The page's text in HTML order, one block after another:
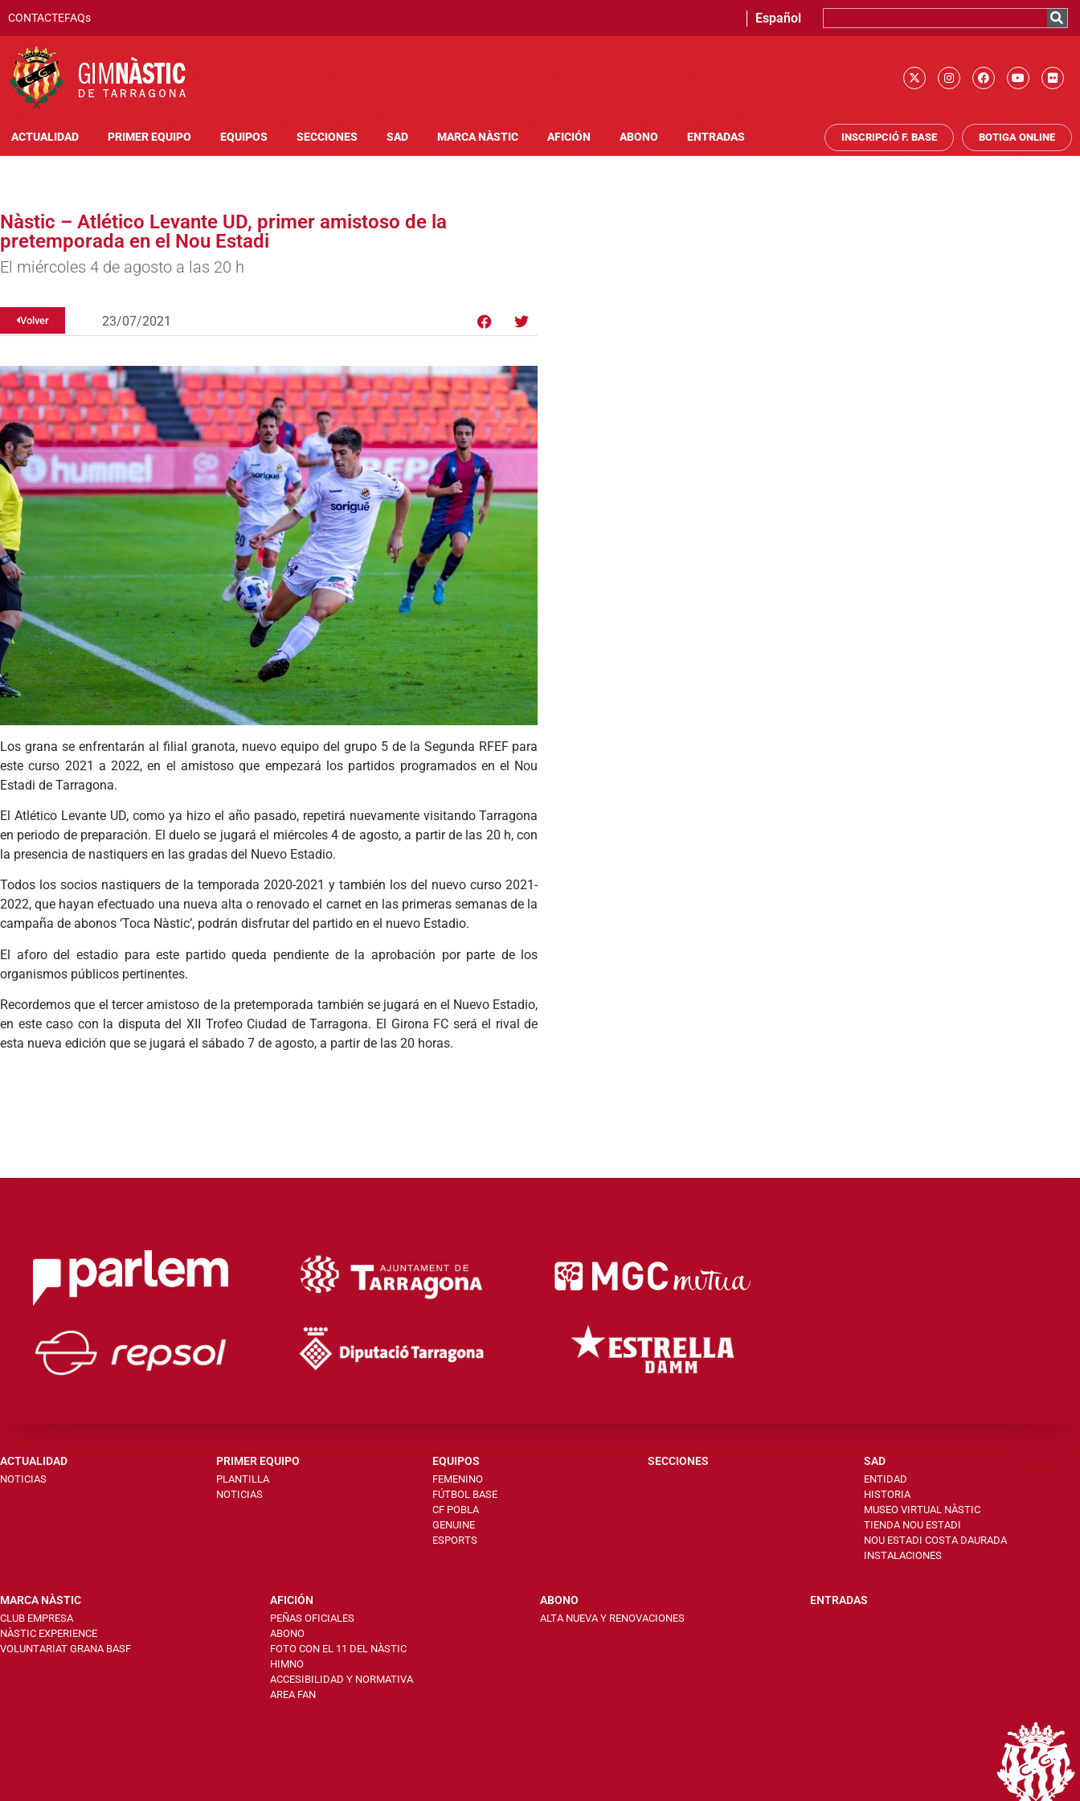
CONTACTEFAQs Español
ACTUALIDAD PRIMER EQUIPO EQUIPOS SECCIONES SAD MARCA NÀSTIC AFICIÓN ABONO ENTRADAS INSCRIPCIÓ F. BASE BOTIGA ONLINE
Nàstic – Atlético Levante UD, primer amistoso de la
pretemporada en el Nou Estadi
El miércoles 4 de agosto a las 20 h
Volver 23/07/2021
Los grana se enfrentarán al filial granota, nuevo equipo del grupo 5 de la Segunda RFEF para
este curso 2021 a 2022, en el amistoso que empezará los partidos programados en el Nou
Estadi de Tarragona.
El Atlético Levante UD, como ya hizo el año pasado, repetirá nuevamente visitando Tarragona
en periodo de preparación. El duelo se jugará el miércoles 4 de agosto, a partir de las 20 h, con
la presencia de nastiquers en las gradas del Nuevo Estadio.
Todos los socios nastiquers de la temporada 2020-2021 y también los del nuevo curso 2021-
2022, que hayan efectuado una nueva alta o renovado el carnet en las primeras semanas de la
campaña de abonos ‘Toca Nàstic’, podrán disfrutar del partido en el nuevo Estadio.
El aforo del estadio para este partido queda pendiente de la aprobación por parte de los
organismos públicos pertinentes.
Recordemos que el tercer amistoso de la pretemporada también se jugará en el Nuevo Estadio,
en este caso con la disputa del XII Trofeo Ciudad de Tarragona. El Girona FC será el rival de
esta nueva edición que se jugará el sábado 7 de agosto, a partir de las 20 horas.
ACTUALIDAD
NOTICIAS
PRIMER EQUIPO
PLANTILLA
NOTICIAS
EQUIPOS
FEMENINO
FÚTBOL BASE
CF POBLA
GENUINE
ESPORTS
SECCIONES SAD
ENTIDAD
HISTORIA
MUSEO VIRTUAL NÀSTIC
TIENDA NOU ESTADI
NOU ESTADI COSTA DAURADA
INSTALACIONES
MARCA NÀSTIC
CLUB EMPRESA
NÀSTIC EXPERIENCE
VOLUNTARIAT GRANA BASF
AFICIÓN
PEÑAS OFICIALES
ABONO
FOTO CON EL 11 DEL NÀSTIC
HIMNO
ACCESIBILIDAD Y NORMATIVA
AREA FAN
ABONO
ALTA NUEVA Y RENOVACIONES
ENTRADAS